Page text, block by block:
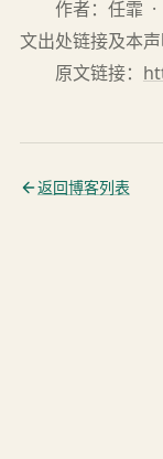
作者：任霏 ·
文出处链接及本
原文链接：
返回博客列表